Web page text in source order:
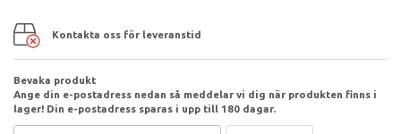
Kontakta oss för leveranstid
Bevaka produkt
Ange din e-postadress nedan så meddelar vi dig när produkten finns i
lager! Din e-postadress sparas i upp till 180 dagar.